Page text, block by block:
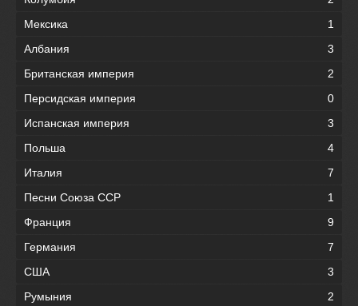
Мексика
1
Албания
3
Британская империя
2
Персидская империя
0
Испанская империя
3
Польша
4
Италия
7
Песни Союза ССР
1
Франция
9
Германия
7
США
3
Румыния
2